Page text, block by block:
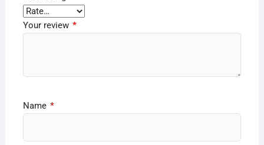
Your review *
Name *